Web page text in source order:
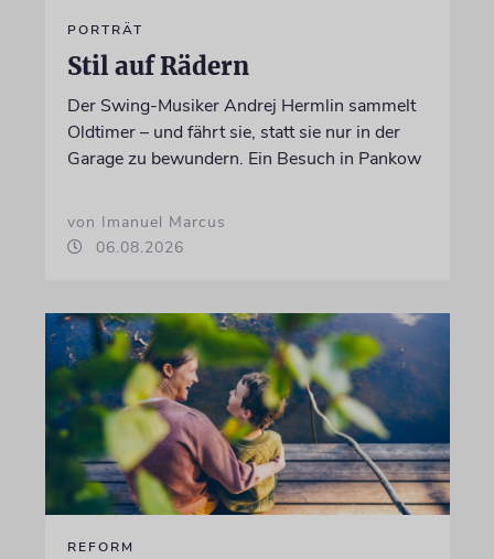
PORTRÄT
Stil auf Rädern
Der Swing-Musiker Andrej Hermlin sammelt
Oldtimer – und fährt sie, statt sie nur in der
Garage zu bewundern. Ein Besuch in Pankow
von Imanuel Marcus
06.08.2026
REFORM